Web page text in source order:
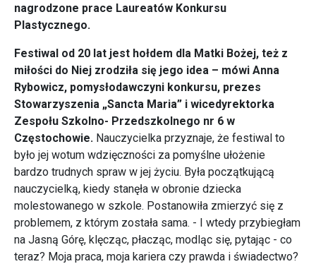
nagrodzone prace Laureatów Konkursu
Plastycznego.
Festiwal od 20 lat jest hołdem dla Matki Bożej, też z
miłości do Niej zrodziła się jego idea – mówi Anna
Rybowicz, pomysłodawczyni konkursu, prezes
Stowarzyszenia „Sancta Maria” i wicedyrektorka
Zespołu Szkolno- Przedszkolnego nr 6 w
Częstochowie. Nauczycielka przyznaje, że festiwal to
było jej wotum wdzięczności za pomyślne ułożenie
bardzo trudnych spraw w jej życiu. Była początkującą
nauczycielką, kiedy stanęła w obronie dziecka
molestowanego w szkole. Postanowiła zmierzyć się z
problemem, z którym została sama. - I wtedy przybiegłam
na Jasną Górę, klęcząc, płacząc, modląc się, pytając - co
teraz? Moja praca, moja kariera czy prawda i świadectwo?